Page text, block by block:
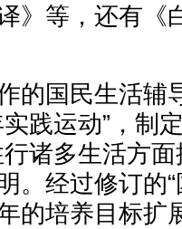
》等，还有《
的国民生活辅
践运动”，制
诸多生活方
。经过修订的
的培养目标扩